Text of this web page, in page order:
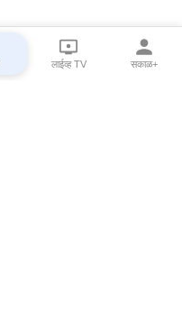
लाईव्ह TV सकाळ+